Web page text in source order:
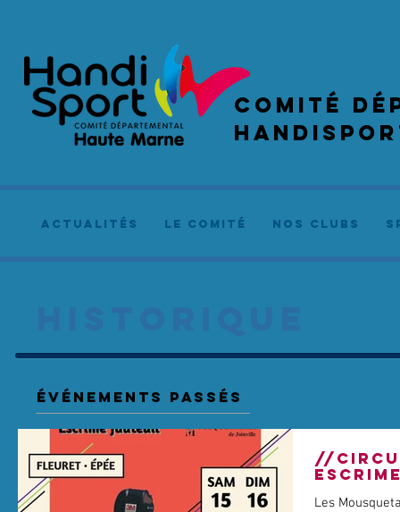
COMIté
actualités le comité NOS CLUBS
événements Passés
//
Les